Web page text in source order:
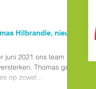
Hilbrandie, nieuwe
juni 2021 ons team
Thomas geeft
op zowel...